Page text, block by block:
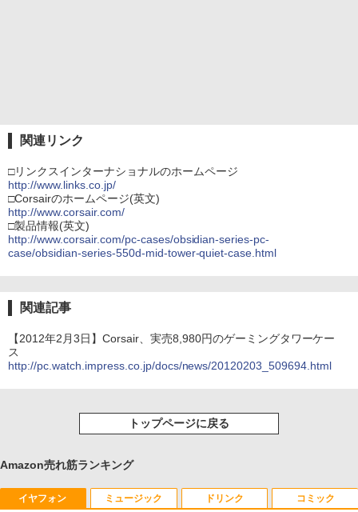
関連リンク
□リンクスインターナショナルのホームページ
http://www.links.co.jp/
□Corsairのホームページ(英文)
http://www.corsair.com/
□製品情報(英文)
http://www.corsair.com/pc-cases/obsidian-series-pc-
case/obsidian-series-550d-mid-tower-quiet-case.html
関連記事
【2012年2月3日】Corsair、実売8,980円のゲーミングタワーケー
ス
http://pc.watch.impress.co.jp/docs/news/20120203_509694.html
トップページに戻る
Amazon売れ筋ランキング
イヤフォン ミュージック ドリンク コミック